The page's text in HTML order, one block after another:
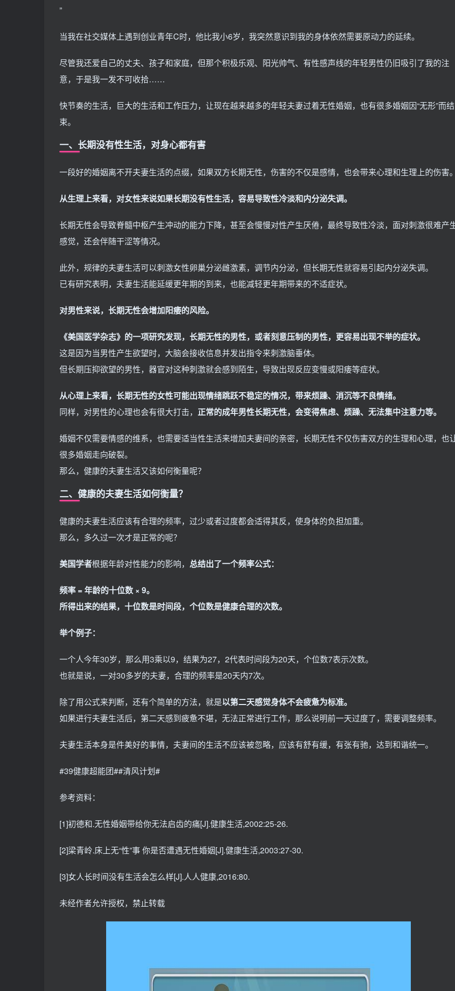
”
当我在社交媒体上遇到创业青年C时，他比我小6岁，我突然意识到我的身体依然需要原动力的延续。
尽管我还爱自己的丈夫、孩子和家庭，但那个积极乐观、阳光帅气、有性感声线的年轻男性仍旧吸引了我的注
意，于是我一发不可收拾……
快节奏的生活，巨大的生活和工作压力，让现在越来越多的年轻夫妻过着无性婚姻，也有很多婚姻因“无形”而结
束。
一、长期没有性生活，对身心都有害
一段好的婚姻离不开夫妻生活的点缀，如果双方长期无性，伤害的不仅是感情，也会带来心理和生理上的伤害
从生理上来看，对女性来说如果长期没有性生活，容易导致性冷淡和内分泌失调。
长期无性会导致脊髓中枢产生冲动的能力下降，甚至会慢慢对性产生厌倦，最终导致性冷淡，面对刺激很难产
感觉，还会伴随干涩等情况。
此外，规律的夫妻生活可以刺激女性卵巢分泌雌激素，调节内分泌，但长期无性就容易引起内分泌失调。
已有研究表明，夫妻生活能延缓更年期的到来，也能减轻更年期带来的不适症状。
对男性来说，长期无性会增加阳痿的风险。
《美国医学杂志》的一项研究发现，长期无性的男性，或者刻意压制的男性，更容易出现不举的症状。
这是因为当男性产生欲望时，大脑会接收信息并发出指令来刺激脑垂体。
但长期压抑欲望的男性，器官对这种刺激就会感到陌生，导致出现反应变慢或阳痿等症状。
从心理上来看，长期无性的女性可能出现情绪跳跃不稳定的情况，带来烦躁、消沉等不良情绪。
同样，对男性的心理也会有很大打击， 正常的成年男性长期无性，会变得焦虑、烦躁、无法集中注意力等。
婚姻不仅需要情感的维系，也需要适当性生活来增加夫妻间的亲密，长期无性不仅伤害双方的生理和心理，也
很多婚姻走向破裂。
那么，健康的夫妻生活又该如何衡量呢？
二、健康的夫妻生活如何衡量？
健康的夫妻生活应该有合理的频率，过少或者过度都会适得其反，使身体的负担加重。
那么，多久过一次才是正常的呢？
美国学者根据年龄对性能力的影响， 总结出了一个频率公式：
频率 = 年龄的十位数 × 9。
所得出来的结果，十位数是时间段，个位数是健康合理的次数。
举个例子：
一个人今年30岁，那么用3乘以9，结果为27，2代表时间段为20天，个位数7表示次数。
也就是说，一对30多岁的夫妻，合理的频率是20天内7次。
除了用公式来判断，还有个简单的方法，就是以第二天感觉身体不会疲惫为标准。
如果进行夫妻生活后，第二天感到疲惫不堪，无法正常进行工作，那么说明前一天过度了，需要调整频率。
夫妻生活本身是件美好的事情，夫妻间的生活不应该被忽略，应该有舒有缓，有张有驰，达到和谐统一。
#39健康超能团##清风计划#
参考资料：
[1]初德和.无性婚姻带给你无法启齿的痛[J].健康生活,2002:25-26.
[2]梁青岭.床上无“性”事 你是否遭遇无性婚姻[J].健康生活,2003:27-30.
[3]女人长时间没有生活会怎么样[J].人人健康,2016:80.
未经作者允许授权，禁止转载